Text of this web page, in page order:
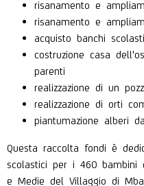
risanamento e
risanamento e
acquisto banchi
costruzione casa
parenti
realizzazione di un
realizzazione di orti
piantumazione alberi
Questa raccolta fondi è
scolastici per i 460 bambini
e Medie del Villaggio di